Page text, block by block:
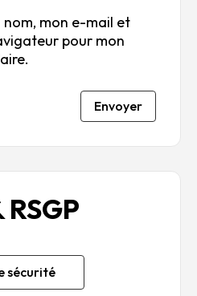
mon e-mail et
pour mon
Envoyer
sécurité